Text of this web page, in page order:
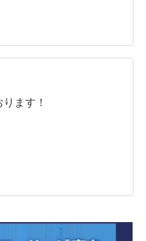
ます！